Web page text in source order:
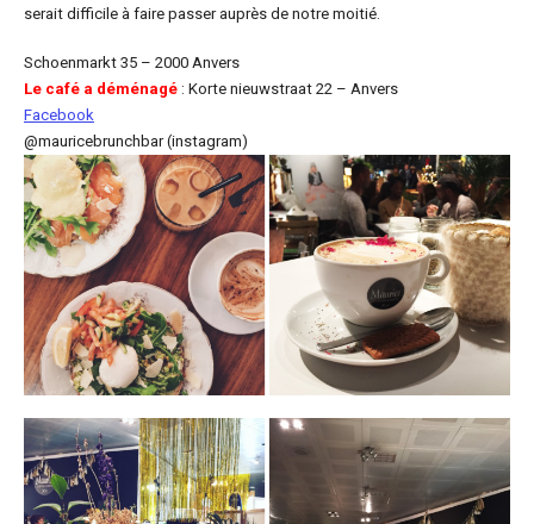
serait difficile à faire passer auprès de notre moitié.
Schoenmarkt 35 – 2000 Anvers
Le café a déménagé : Korte nieuwstraat 22 – Anvers
Facebook
@mauricebrunchbar (instagram)